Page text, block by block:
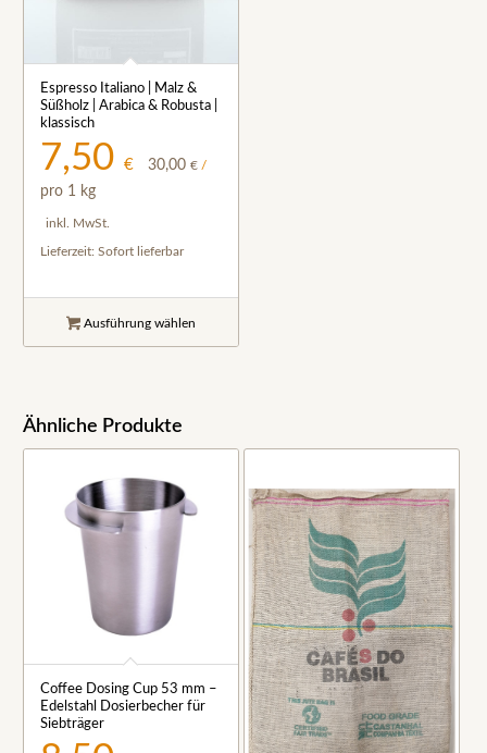
4.50
Espresso Italiano | Malz &
Süßholz | Arabica & Robusta |
klassisch
7,50€ 30,00€ /
pro 1 kg
inkl. MwSt.
Lieferzeit:Sofort lieferbar
Ausführung wählen
Ähnliche Produkte
Coffee Dosing Cup 53 mm –
Edelstahl Dosierbecher für
Siebträger